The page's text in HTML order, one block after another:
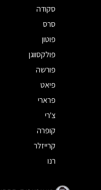
סקודה
סרס
פוטון
פולקסווגן
פורשה
פיאט
פרארי
צ'רי
קופרה
קרייזלר
רנו